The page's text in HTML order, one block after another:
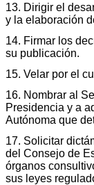
13. Dirigir el
y la elaboración
14. Firmar los
su publicación.
15. Velar por el
16. Nombrar al
Presidencia y a
Autónoma que
17. Solicitar
del Consejo de
órganos
sus leyes